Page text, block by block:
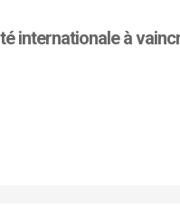
internationale à